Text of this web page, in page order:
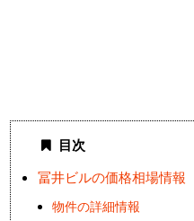
目次
冨井ビルの価格相場情報
物件の詳細情報